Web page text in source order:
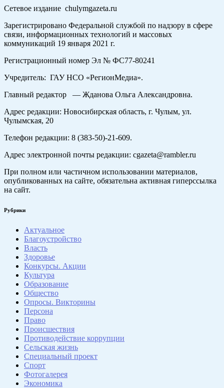
Сетевое издание chulymgazeta.ru
Зарегистрировано Федеральной службой по надзору в сфере
связи, информационных технологий и массовых
коммуникаций 19 января 2021 г.
Регистрационный номер Эл № ФС77-80241
Учредитель: ГАУ НСО «РегионМедиа».
Главный редактор — Жданова Ольга Александровна.
Адрес редакции: Новосибирская область, г. Чулым, ул.
Чулымская, 20
Телефон редакции: 8 (383-50)-21-609.
Адрес электронной почты редакции: cgazeta@rambler.ru
При полном или частичном использовании материалов,
опубликованных на сайте, обязательна активная гиперссылка
на сайт.
Рубрики
Актуальное
Благоустройство
Власть
Здоровье
Конкурсы. Акции
Культура
Образование
Общество
Опросы. Викторины
Персона
Право
Происшествия
Противодействие коррупции
Сельская жизнь
Специальный проект
Спорт
Фотогалерея
Экономика